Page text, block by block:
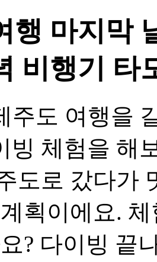
행 마지막
비행기 타
주도 여행을
빙 체험을 해
도로 갔다가
획이에요.
? 다이빙 끝